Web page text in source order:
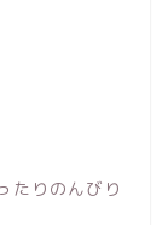
たりのんびり